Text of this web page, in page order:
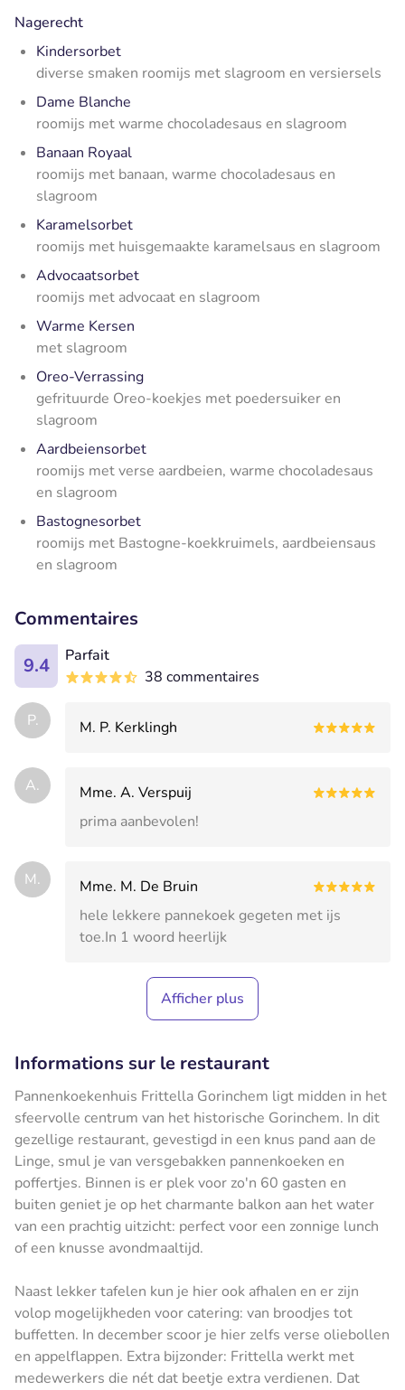
Nagerecht
Kindersorbet
diverse smaken roomijs met slagroom en versiersels
Dame Blanche
roomijs met warme chocoladesaus en slagroom
Banaan Royaal
roomijs met banaan, warme chocoladesaus en
slagroom
Karamelsorbet
roomijs met huisgemaakte karamelsaus en slagroom
Advocaatsorbet
roomijs met advocaat en slagroom
Warme Kersen
met slagroom
Oreo-Verrassing
gefrituurde Oreo-koekjes met poedersuiker en
slagroom
Aardbeiensorbet
roomijs met verse aardbeien, warme chocoladesaus
en slagroom
Bastognesorbet
roomijs met Bastogne-koekkruimels, aardbeiensaus
en slagroom
Commentaires
9.4
Parfait
38 commentaires
P. M. P. Kerklingh
A.
Mme. A. Verspuij
prima aanbevolen!
M.
Mme. M. De Bruin
hele lekkere pannekoek gegeten met ijs
toe.In 1 woord heerlijk
Afficher plus
Informations sur le restaurant
Pannenkoekenhuis Frittella Gorinchem ligt midden in het
sfeervolle centrum van het historische Gorinchem. In dit
gezellige restaurant, gevestigd in een knus pand aan de
Linge, smul je van versgebakken pannenkoeken en
poffertjes. Binnen is er plek voor zo'n 60 gasten en
buiten geniet je op het charmante balkon aan het water
van een prachtig uitzicht: perfect voor een zonnige lunch
of een knusse avondmaaltijd.
Naast lekker tafelen kun je hier ook afhalen en er zijn
volop mogelijkheden voor catering: van broodjes tot
buffetten. In december scoor je hier zelfs verse oliebollen
en appelflappen. Extra bijzonder: Frittella werkt met
medewerkers die nét dat beetje extra verdienen. Dat